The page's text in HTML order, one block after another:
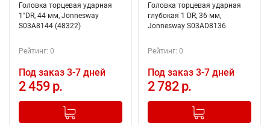
Головка торцевая ударная
1"DR, 44 мм, Jonnesway
S03A8144 (48322)
Рейтинг: 0
Под заказ 3-7 дней
2 459 р.
+
Добавлено в корзину
Головка торцевая ударная
глубокая 1 DR, 36 мм,
Jonnesway S03AD8136
Рейтинг: 0
Под заказ 3-7 дней
2 782 р.
+
Добавлено в корзину